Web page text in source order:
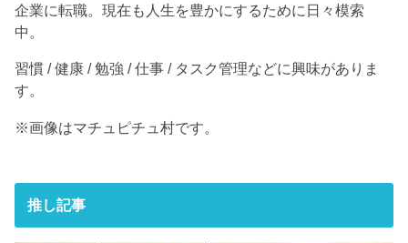
企業に転職。現在も人生を豊かにするために日々模索
中。
習慣 / 健康 / 勉強 / 仕事 / タスク管理などに興味がありま
す。
※画像はマチュピチュ村です。
推し記事